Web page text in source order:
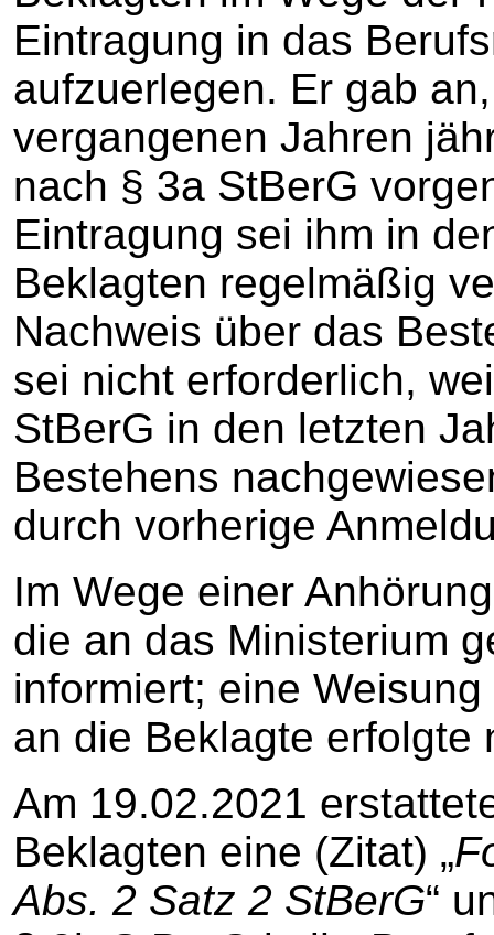
Eintragung in das
aufzuerlegen. Er gab
vergangenen Jahren
nach § 3a StBerG
Eintragung sei ihm in
Beklagten regelmäßig
Nachweis über das
sei nicht erforderlich,
StBerG in den letzten
Bestehens
durch vorherige
Im Wege einer
die an das Ministerium
informiert; eine
an die Beklagte erfolgte
Am 19.02.2021
Beklagten eine (Zitat) „
Abs. 2 Satz 2 StBerG“